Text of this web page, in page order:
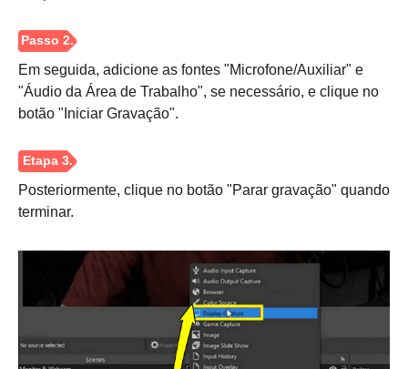
Em seguida, adicione as fontes "Microfone/Auxiliar" e
"Áudio da Área de Trabalho", se necessário, e clique no
botão "Iniciar Gravação".
Posteriormente, clique no botão "Parar gravação" quando
terminar.